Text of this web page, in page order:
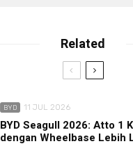
Related
BYD 11 JUL 2026
BYD Seagull 2026: Atto 1
dengan Wheelbase Lebih